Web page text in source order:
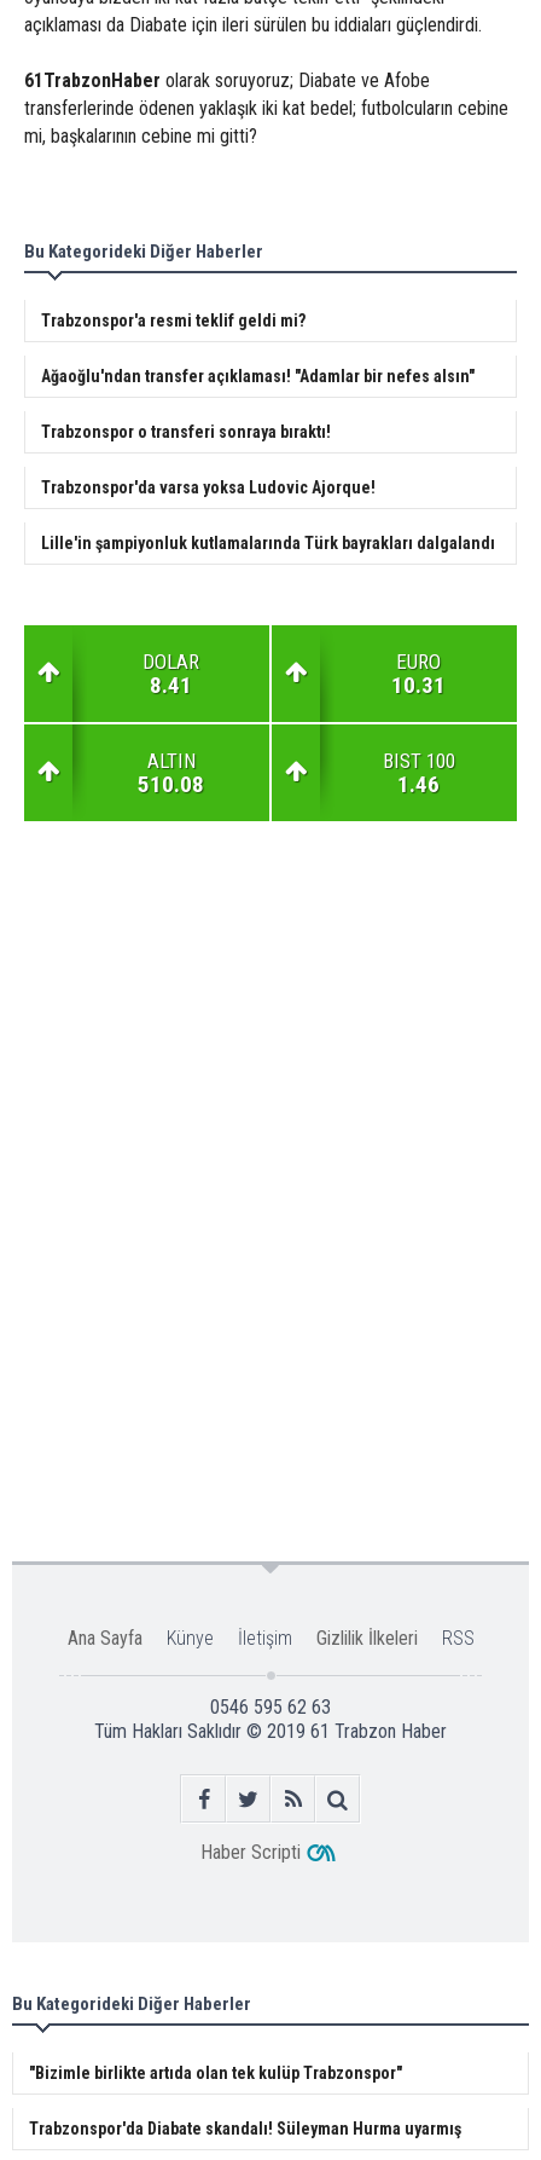
açıklaması da Diabate için ileri sürülen bu iddiaları güçlendirdi.
61TrabzonHaber olarak soruyoruz; Diabate ve Afobe
transferlerinde ödenen yaklaşık iki kat bedel; futbolcuların cebine
mi, başkalarının cebine mi gitti?
Bu Kategorideki Diğer Haberler
Trabzonspor'a resmi teklif geldi mi?
Ağaoğlu'ndan transfer açıklaması! "Adamlar bir nefes alsın"
Trabzonspor o transferi sonraya bıraktı!
Trabzonspor'da varsa yoksa Ludovic Ajorque!
Lille'in şampiyonluk kutlamalarında Türk bayrakları dalgalandı
DOLAR
8.41
EURO
10.31
ALTIN
510.08
BIST 100
1.46
Ana Sayfa Künye İletişim Gizlilik İlkeleri RSS
0546 595 62 63
Tüm Hakları Saklıdır © 2019 61 Trabzon Haber
Haber Scripti
Bu Kategorideki Diğer Haberler
"Bizimle birlikte artıda olan tek kulüp Trabzonspor"
Trabzonspor'da Diabate skandalı! Süleyman Hurma uyarmış